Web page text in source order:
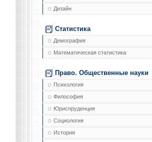
Дизайн
Статистика
Демография
Математическая статистика
Право. Общественные науки
Психология
Философия
Юриспруденция
Социология
История